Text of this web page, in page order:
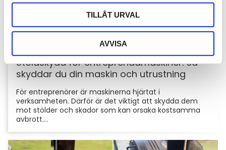
TILLÅT URVAL
AVVISA
Stöldskydd för entreprenadmaskiner: så
skyddar du din maskin och utrustning
För entreprenörer är maskinerna hjärtat i
verksamheten. Därför är det viktigt att skydda dem
mot stölder och skador som kan orsaka kostsamma
avbrott....